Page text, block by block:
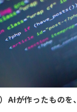
が作ったものを、